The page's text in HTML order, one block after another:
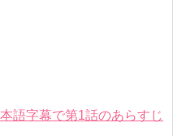
語字幕で第1話のあらすじ